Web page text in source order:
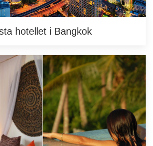
hotellet i Bangkok